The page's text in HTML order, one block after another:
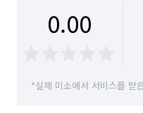
0.00
*실제 미소에서 서비스를 받